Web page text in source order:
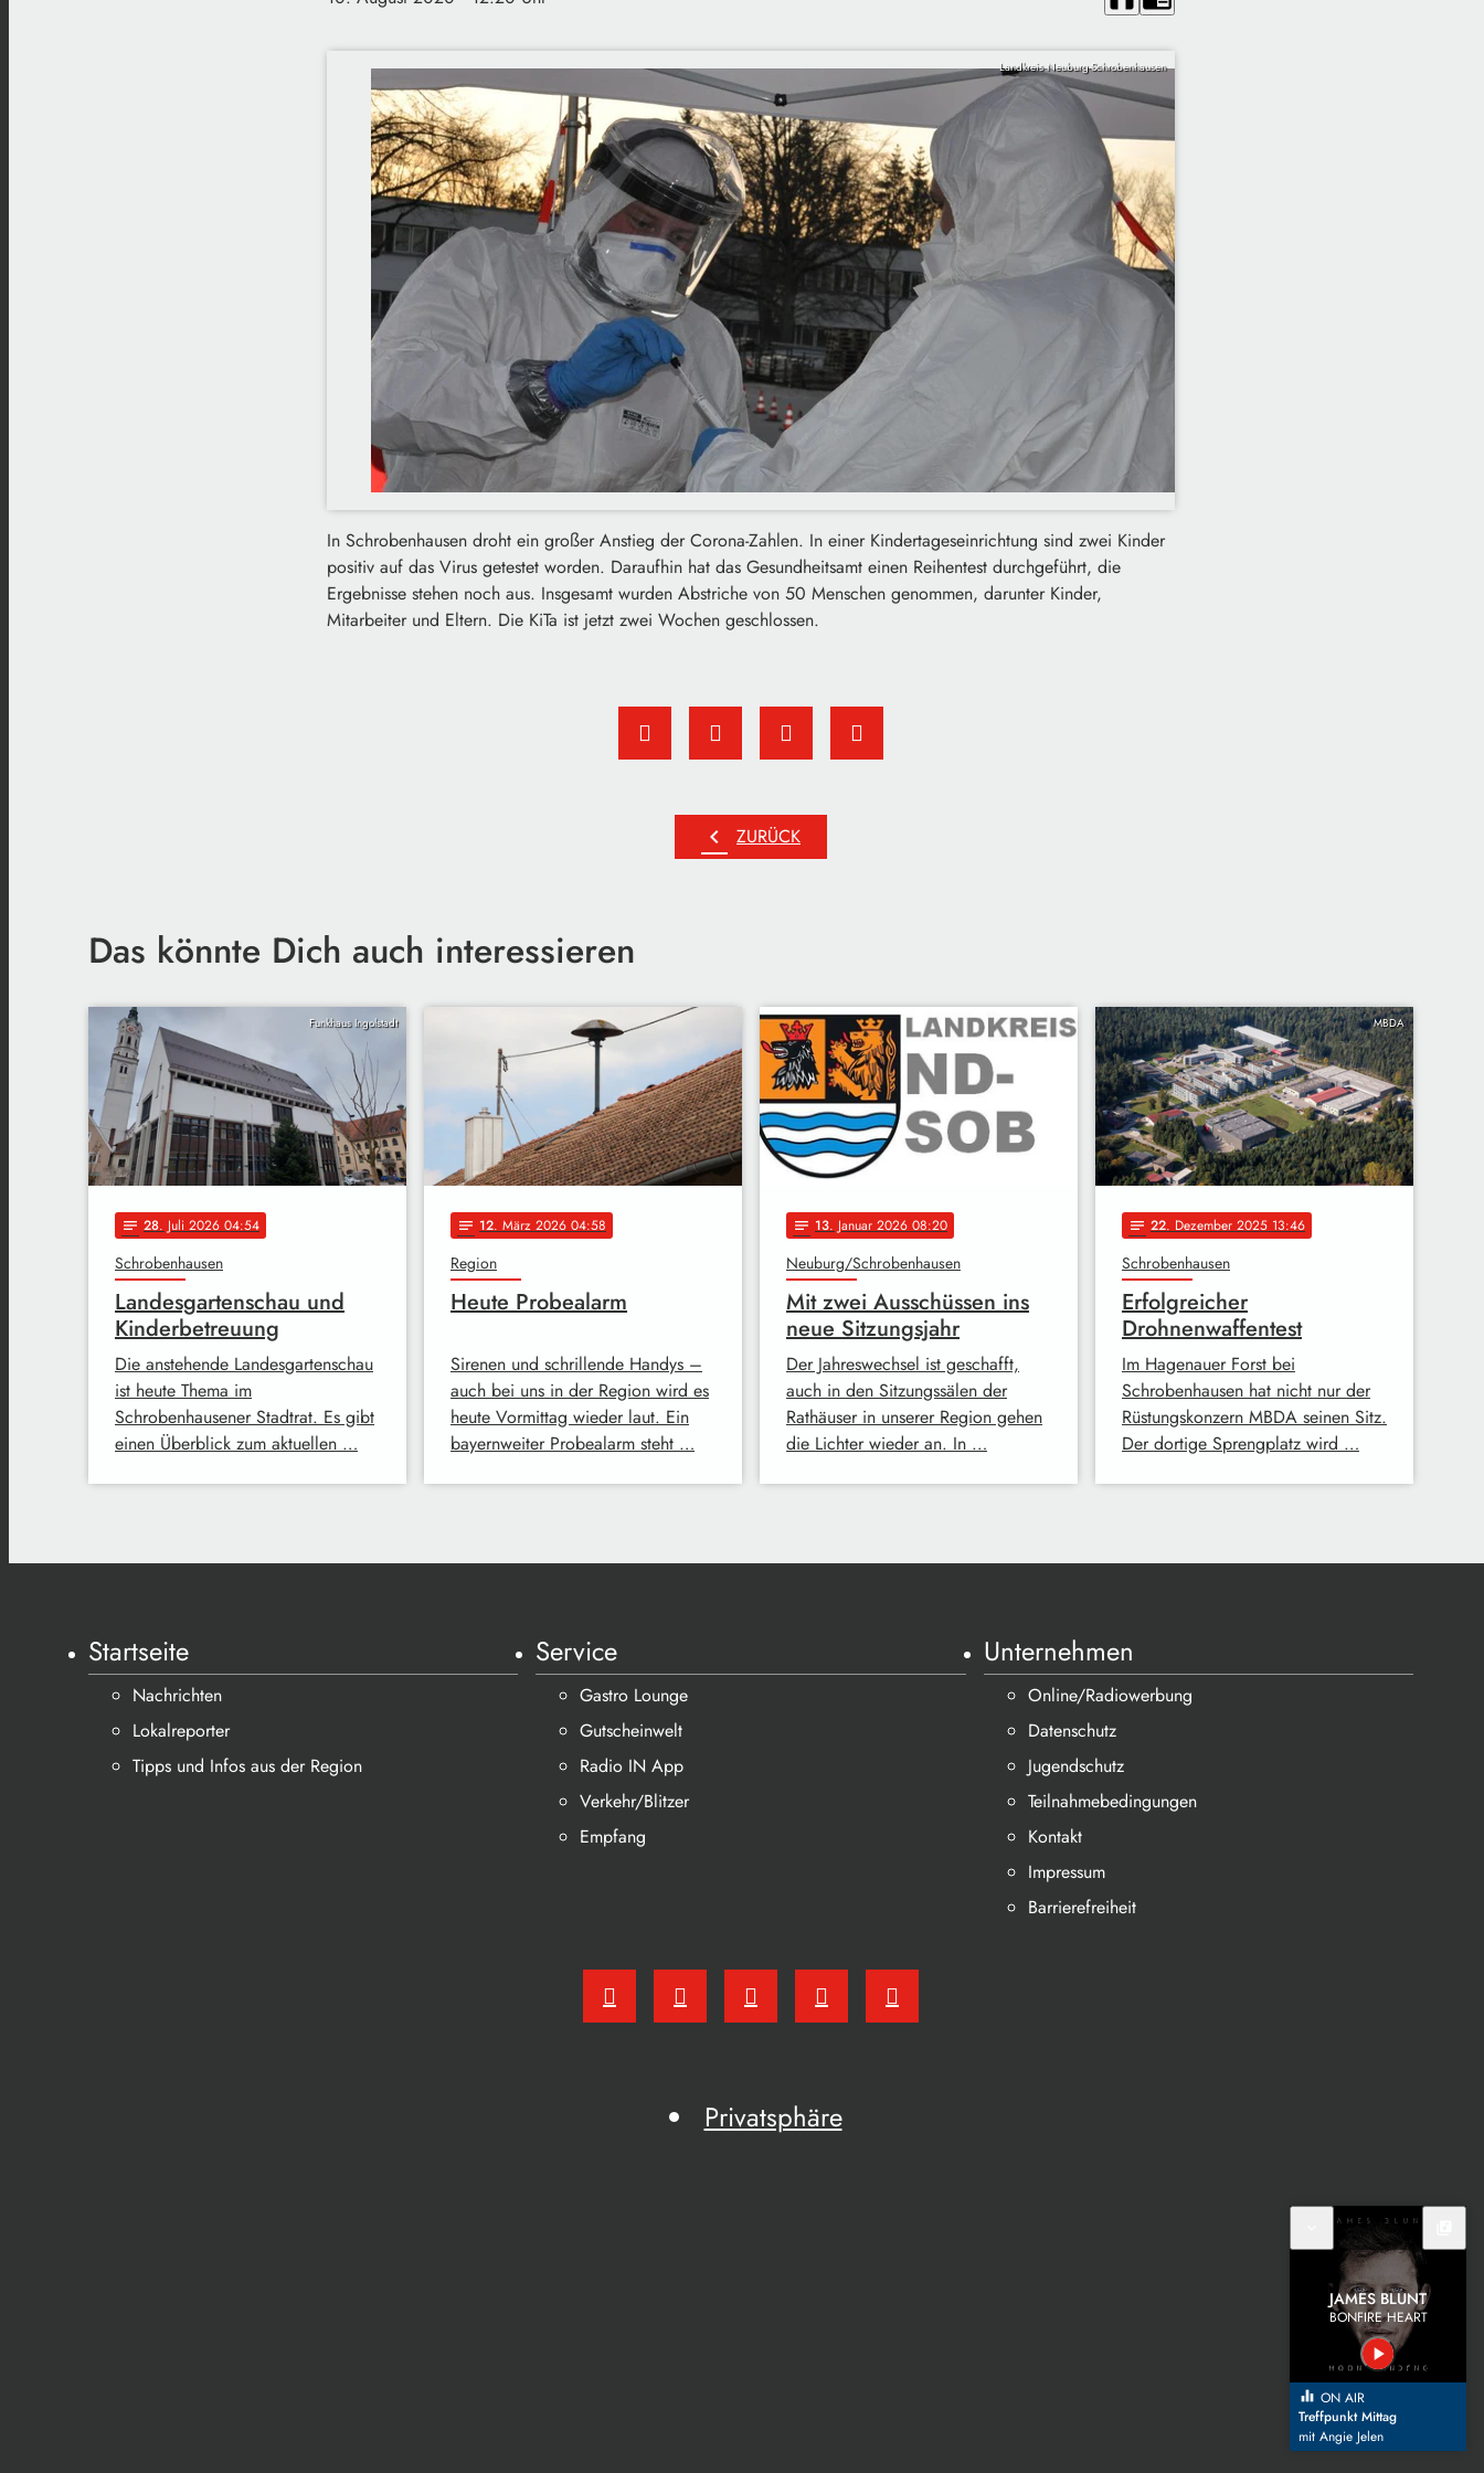
Landkreis Neuburg-Schrobenhausen
In Schrobenhausen droht ein großer Anstieg der Corona-Zahlen. In einer Kindertageseinrichtung sind zwei Kinder
positiv auf das Virus getestet worden. Daraufhin hat das Gesundheitsamt einen Reihentest durchgeführt, die
Ergebnisse stehen noch aus. Insgesamt wurden Abstriche von 50 Menschen genommen, darunter Kinder,
Mitarbeiter und Eltern. Die KiTa ist jetzt zwei Wochen geschlossen.
chevron_left ZURÜCK
Das könnte Dich auch interessieren
Funkhaus Ingolstadt
notes 28. Juli 2026 04:54
Schrobenhausen
Landesgartenschau und
Kinderbetreuung
Die anstehende Landesgartenschau
ist heute Thema im
Schrobenhausener Stadtrat. Es gibt
einen Überblick zum aktuellen …
notes 12. März 2026 04:58
Region
Heute Probealarm
Sirenen und schrillende Handys –
auch bei uns in der Region wird es
heute Vormittag wieder laut. Ein
bayernweiter Probealarm steht …
notes 13. Januar 2026 08:20
Neuburg/Schrobenhausen
Mit zwei Ausschüssen ins
neue Sitzungsjahr
Der Jahreswechsel ist geschafft,
auch in den Sitzungssälen der
Rathäuser in unserer Region gehen
die Lichter wieder an. In …
MBDA
notes 22. Dezember 2025 13:46
Schrobenhausen
Erfolgreicher
Drohnenwaffentest
Im Hagenauer Forst bei
Schrobenhausen hat nicht nur der
Rüstungskonzern MBDA seinen Sitz.
Der dortige Sprengplatz wird …
Startseite
Nachrichten
Lokalreporter
Tipps und Infos aus der Region
Service
Gastro Lounge
Gutscheinwelt
Radio IN App
Verkehr/Blitzer
Empfang
Unternehmen
Online/Radiowerbung
Datenschutz
Jugendschutz
Teilnahmebedingungen
Kontakt
Impressum
Barrierefreiheit
Privatsphäre
JAMES BLUNT
BONFIRE HEART
play_arrow
equalizer ON AIR
Treffpunkt Mittag
mit Angie Jelen